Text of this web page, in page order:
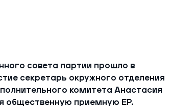
совета партии прошло в
секретарь окружного отделения
комитета Анастасия
общественную приемную ЕР.